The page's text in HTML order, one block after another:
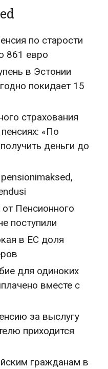
по старости
861 евро
в Эстонии
покидает 15
страхования
«По
деньги до
Пенсионного
поступили
в ЕС доля
для одиноких
вместе с
за выслугу
приходится
гражданам в